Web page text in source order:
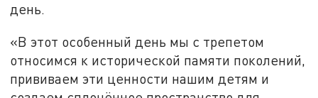
день.
«В этот особенный день мы с трепетом
относимся к исторической памяти поколений,
прививаем эти ценности нашим детям и